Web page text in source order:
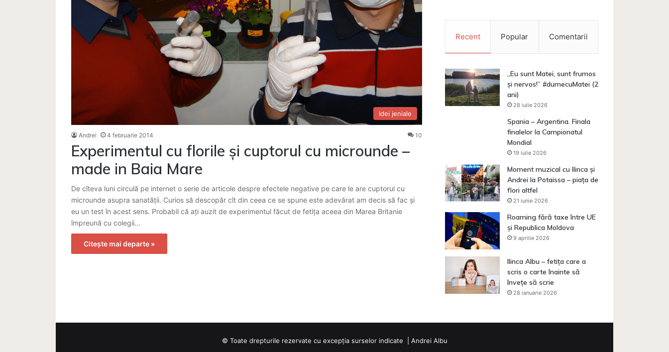
Idei jeniale
Andrei 4 februarie 2014 10
Experimentul cu florile și cuptorul cu microunde –
made in Baia Mare
De cîteva luni circulă pe internet o serie de articole despre efectele negative pe care le are cuptorul cu
microunde asupra sanatății. Curios să descopăr cît din ceea ce se spune este adevărat am decis să fac și
eu un test în acest sens. Probabil că ați auzit de experimentul făcut de fetița aceea din Marea Britanie
împreună cu colegii…
Citește mai departe »
Recent Popular Comentarii
„Eu sunt Matei, sunt frumos
și nervos!” #dumecuMatei (2
ani)
28 iulie 2026
Spania – Argentina. Finala
finalelor la Campionatul
Mondial
19 iulie 2026
Moment muzical cu Ilinca și
Andrei la Potaissa – piața de
flori altfel
21 iunie 2026
Roaming fără taxe între UE
și Republica Moldova
9 aprilie 2026
Ilinca Albu – fetița care a
scris o carte înainte să
învețe să scrie
28 ianuarie 2026
© Toate drepturile rezervate cu excepția surselor indicate | Andrei Albu